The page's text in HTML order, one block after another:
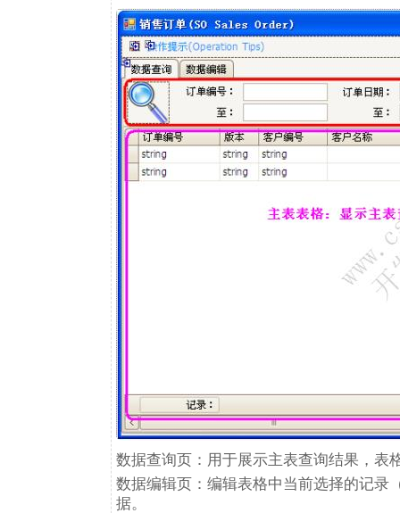
数据查询页：用于展示主表查询结果，表
数据编辑页：编辑表格中当前选择的记录
据。